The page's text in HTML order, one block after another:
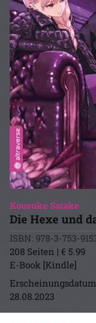
Kousuke Satake
Die Hexe und
ISBN: 978-3-753-
208 Seiten | € 5.99
E-Book [Kindle]
28.08.2023